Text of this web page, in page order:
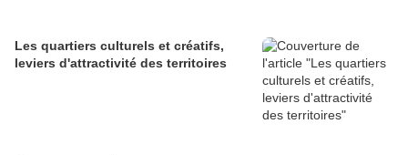
Les quartiers culturels et créatifs,
leviers d'attractivité des territoires